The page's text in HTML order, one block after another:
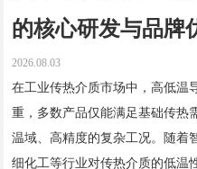
的核心研发与品牌
2026.08.03
在工业传热介质市场中，高低温
重，多数产品仅能满足基础传热
温域、高精度的复杂工况。随着
细化工等行业对传热介质的低温